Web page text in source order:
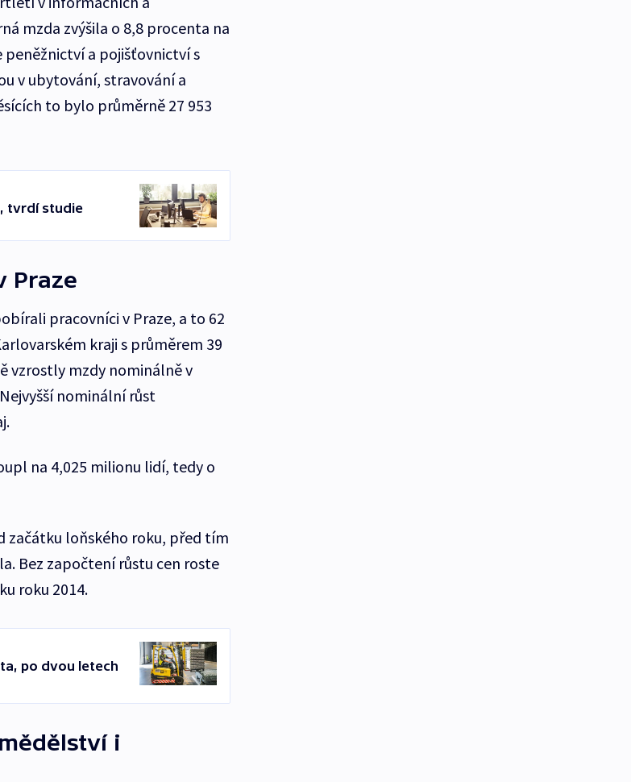
mzda zvýšila o 8,8 procenta na
peněžnictví a pojišťovnictví s
v ubytování, stravování a
to bylo průměrně 27 953
tvrdí studie
Praze
pracovníci v Praze, a to 62
kraji s průměrem 39
vzrostly mzdy nominálně v
nominální růst
na 4,025 milionu lidí, tedy o
začátku loňského roku, před tím
Bez započtení růstu cen roste
roku 2014.
po dvou letech
i